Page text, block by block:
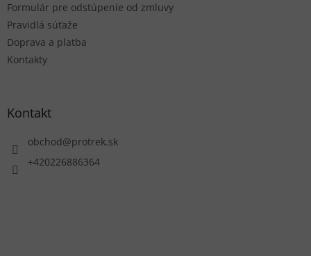
Formulár pre odstúpenie od zmluvy
Pravidlá súťaže
Doprava a platba
Kontakty
Kontakt
obchod@protrek.sk
+420226886364